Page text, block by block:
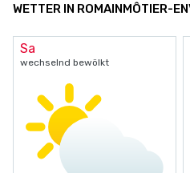
WETTER IN ROMAINMÔTIER-
Sa
wechselnd bewölkt